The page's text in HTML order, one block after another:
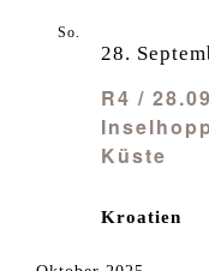
So.
R4 /
Küste
28.
Kroatien